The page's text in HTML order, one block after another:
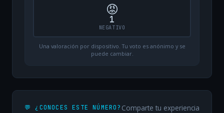
😡
1
NEGATIVO
Una valoración por dispositivo. Tu voto es anónimo y se
puede cambiar.
💬 ¿CONOCES ESTE NÚMERO? Comparte tu experiencia